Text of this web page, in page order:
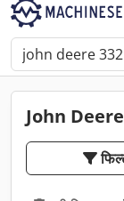
John Deere